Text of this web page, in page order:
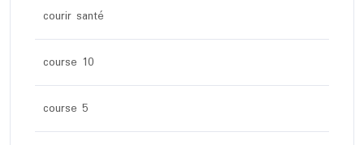
courir santé
course 10
course 5